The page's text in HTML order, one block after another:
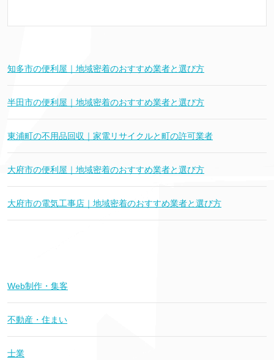
知多市の便利屋｜地域密着のおすすめ業者と選び方
半田市の便利屋｜地域密着のおすすめ業者と選び方
東浦町の不用品回収｜家電リサイクルと町の許可業者
大府市の便利屋｜地域密着のおすすめ業者と選び方
大府市の電気工事店｜地域密着のおすすめ業者と選び方
Web制作・集客
不動産・住まい
士業